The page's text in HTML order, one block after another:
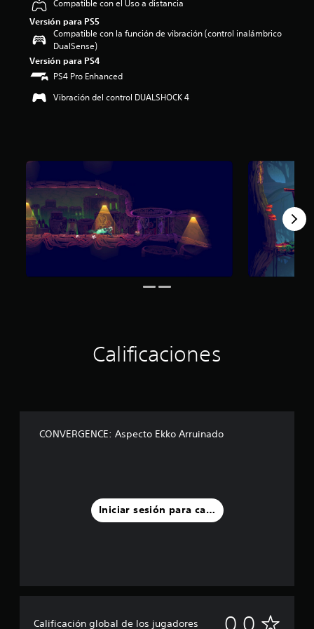
Compatible con el Uso a distancia
Versión para PS5
Compatible con la función de vibración (control inalámbrico
DualSense)
Versión para PS4
PS4 Pro Enhanced
Vibración del control DUALSHOCK 4
Calificaciones
CONVERGENCE: Aspecto Ekko Arruinado
Iniciar sesión para calificar
Calificación global de los jugadores 0.0 S